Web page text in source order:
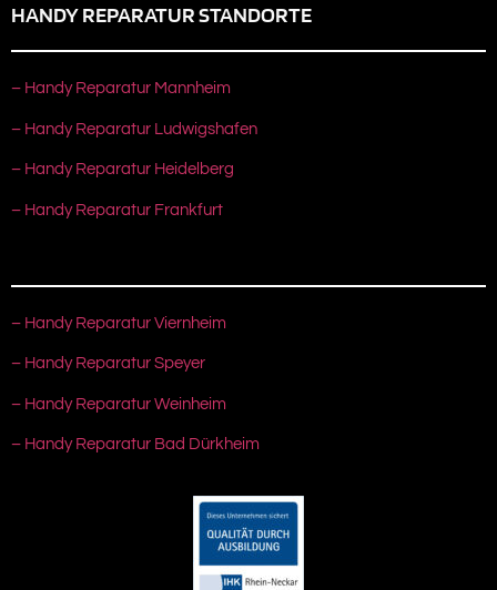
HANDY REPARATUR STANDORTE
– Handy Reparatur Mannheim
– Handy Reparatur Ludwigshafen
– Handy Reparatur Heidelberg
– Handy Reparatur Frankfurt
– Handy Reparatur Viernheim
– Handy Reparatur Speyer
– Handy Reparatur Weinheim
– Handy Reparatur Bad Dürkheim